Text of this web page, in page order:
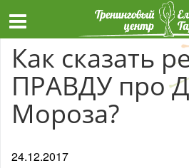
Как сказать
ПРАВДУ про
Мороза?
24.12.2017